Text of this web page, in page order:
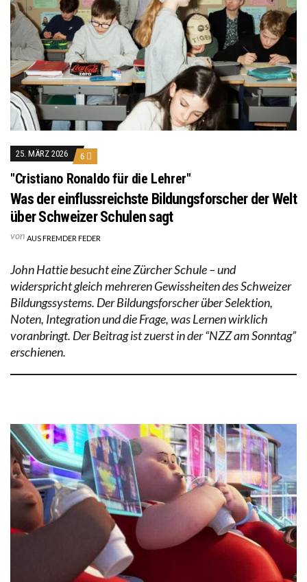
25. MÄRZ 2026 6
"Cristiano Ronaldo für die Lehrer"
Was der einflussreichste Bildungsforscher der Welt
über Schweizer Schulen sagt
von AUS FREMDER FEDER
John Hattie besucht eine Zürcher Schule – und
widerspricht gleich mehreren Gewissheiten des Schweizer
Bildungssystems. Der Bildungsforscher über Selektion,
Noten, Integration und die Frage, was Lernen wirklich
voranbringt. Der Beitrag ist zuerst in der “NZZ am Sonntag”
erschienen.